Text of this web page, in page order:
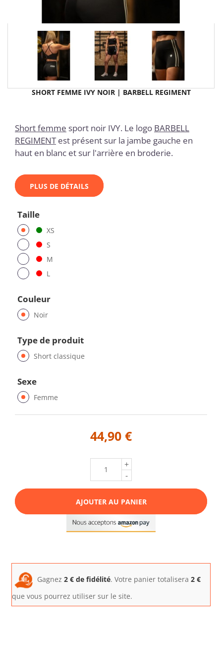
SHORT FEMME IVY NOIR | BARBELL REGIMENT
Short femme sport noir IVY. Le logo BARBELL
REGIMENTest présent sur la jambe gauche en
haut en blanc et sur l'arrière en broderie.
PLUS DE DÉTAILS
Taille
XS
S
M
L
Couleur
Noir
Type de produit
Short classique
Sexe
Femme
44,90 €
+
-
AJOUTER AU PANIER
Gagnez 2 € de fidélité. Votre panier totalisera 2 €
que vous pourrez utiliser sur le site.